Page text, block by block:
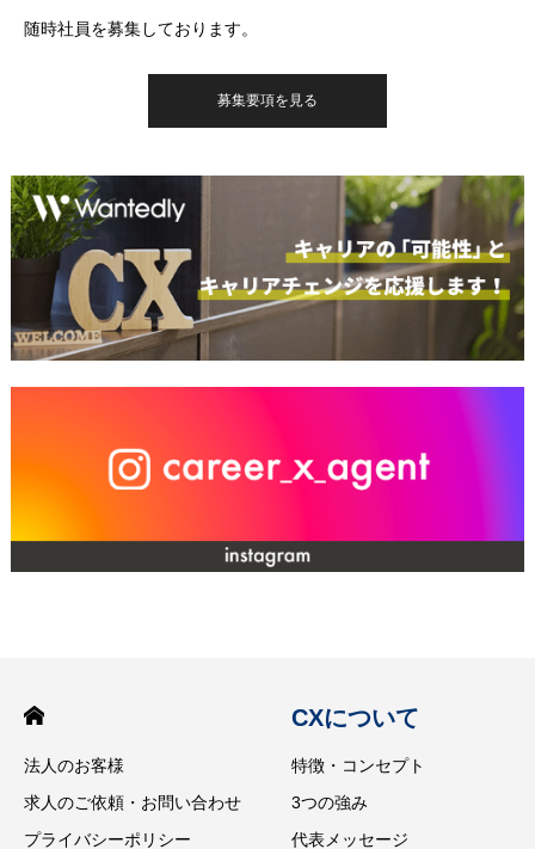
随時社員を募集しております。
募集要項を見る
法人のお客様
求人のご依頼・お問い合わせ
プライバシーポリシー
CXについて
特徴・コンセプト
3つの強み
代表メッセージ